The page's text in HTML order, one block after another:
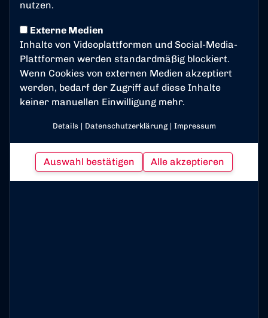
nutzen.
Externe Medien
Inhalte von Videoplattformen und Social-Media-
Plattformen werden standardmäßig blockiert.
Wenn Cookies von externen Medien akzeptiert
werden, bedarf der Zugriff auf diese Inhalte
keiner manuellen Einwilligung mehr.
Details | Datenschutzerklärung | Impressum
Auswahl bestätigen Alle akzeptieren
Karneval beim BSC
zum Fotoalbum
JUBILÄUMSFEIER
2025 AUF DEM
BONNER MARKT